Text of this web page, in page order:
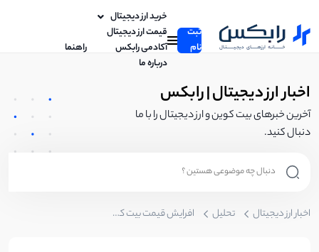
ثبت
نام
خرید ارز دیجیتال
قیمت ارز دیجیتال
آکادمی رابکس
راهنما
درباره ما
اخبار ارز دیجیتال | رابکس
آخرین خبرهای بیت کوین و ارز دیجیتال را با ما
دنبال کنید.
اخبار ارز دیجیتال تحلیل افرایش قیمت بیت کوین همزمان با ورشکستگی بانک First republic